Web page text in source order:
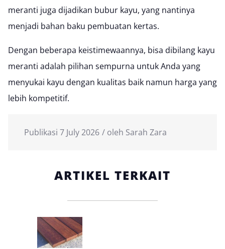
meranti juga dijadikan bubur kayu, yang nantinya
menjadi bahan baku pembuatan kertas.
Dengan beberapa keistimewaannya, bisa dibilang kayu
meranti adalah pilihan sempurna untuk Anda yang
menyukai kayu dengan kualitas baik namun harga yang
lebih kompetitif.
Publikasi 7 July 2026 oleh Sarah Zara
ARTIKEL TERKAIT